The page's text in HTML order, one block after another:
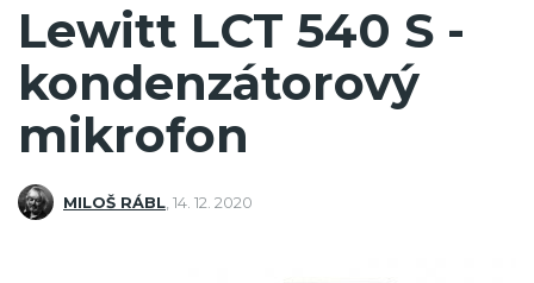
Lewitt LCT 540 S -
kondenzátorový
mikrofon
MILOŠ RÁBL 14. 12. 2020